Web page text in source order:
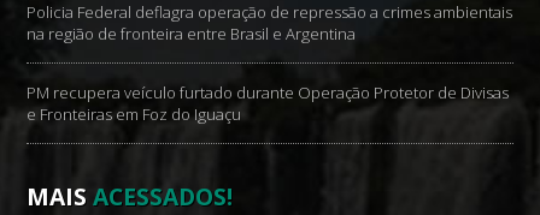
Policia Federal deflagra operação de repressão a crimes ambientais
na região de fronteira entre Brasil e Argentina
PM recupera veículo furtado durante Operação Protetor de Divisas
e Fronteiras em Foz do Iguaçu
MAISACESSADOS!